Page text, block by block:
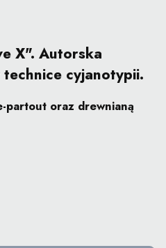
X". Autorska
cyjanotypii.
partout oraz drewnianą